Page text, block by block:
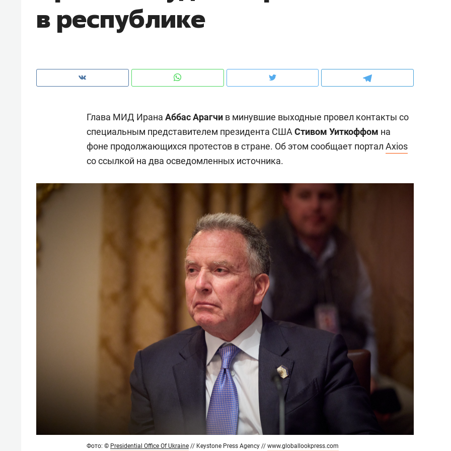
в республике
Глава МИД Ирана Аббас Арагчи в минувшие выходные провел контакты со
специальным представителем президента США Стивом Уиткоффом на
фоне продолжающихся протестов в стране. Об этом сообщает портал Axios
со ссылкой на два осведомленных источника.
Фото: © Presidential Office Of Ukraine // Keystone Press Agency // www.globallookpress.com
рынки, почему надо знать аксакалов и
чем интересен Оман?
Рекомендуем
Оставить шум за волной: как
строят тишину в казанском
Рекомендуем
Психотерапевт «Фороса»:
«Директорский невроз» –
когда человек не считает
свою сверхнагрузку
стрессом»
Рекомендуем